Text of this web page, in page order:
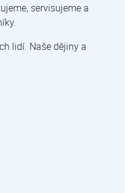
servisujeme a
lidí. Naše dějiny a